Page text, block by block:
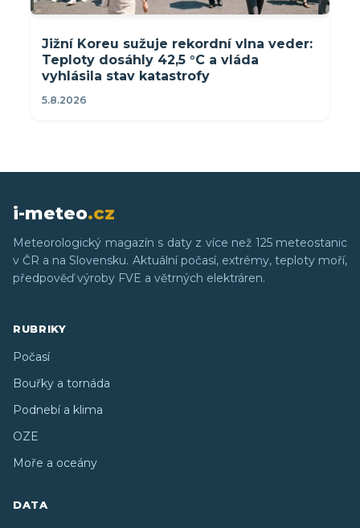
Jižní Koreu sužuje rekordní vlna veder:
Teploty dosáhly 42,5 °C a vláda
vyhlásila stav katastrofy
5.8.2026
i-meteo.cz
Meteorologický magazín s daty z více než 125 meteostanic
v ČR a na Slovensku. Aktuální počasí, extrémy, teploty moří,
předpověď výroby FVE a větrných elektráren.
RUBRIKY
Počasí
Bouřky a tornáda
Podnebí a klima
OZE
Moře a oceány
DATA